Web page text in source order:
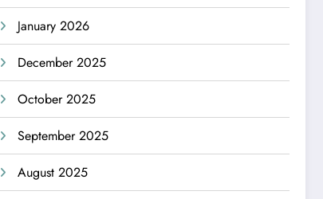
January 2026
December 2025
October 2025
September 2025
August 2025